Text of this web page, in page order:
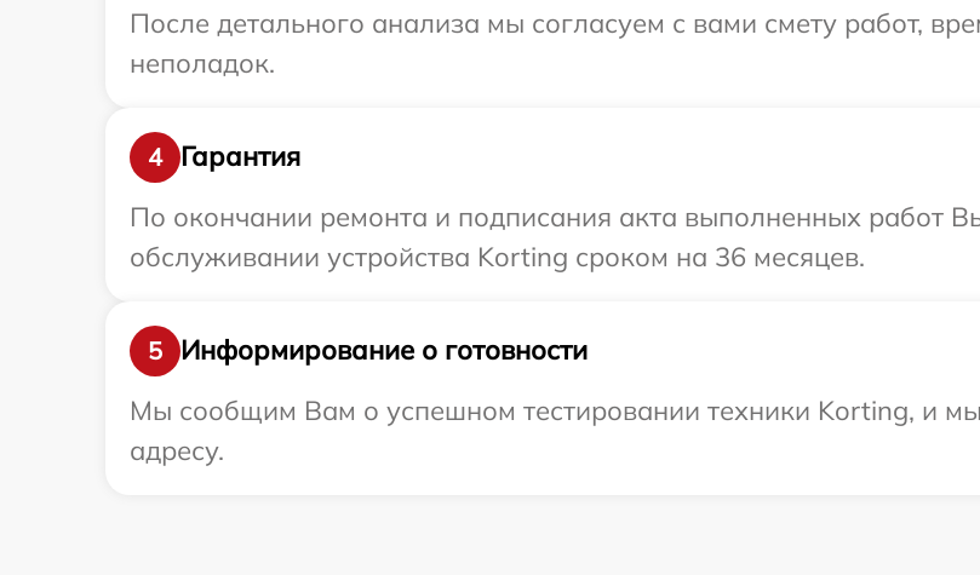
После детального анализа мы согласуем с вами смету работ,
неполадок.
4
Гарантия
По окончании ремонта и подписания акта выполненных работ
обслуживании устройства Korting сроком на 36 месяцев.
5
Информирование о готовности
Мы сообщим Вам о успешном тестировании техники Korting, и
адресу.